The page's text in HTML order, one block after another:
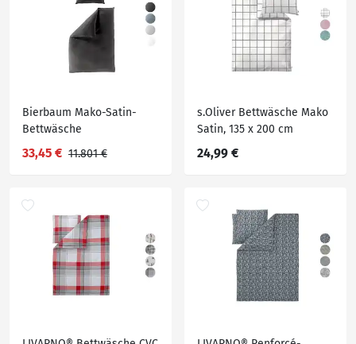
Bierbaum Mako-Satin-
Bettwäsche
33,45 € 11.801 €
s.Oliver Bettwäsche Mako
Satin, 135 x 200 cm
24,99 €